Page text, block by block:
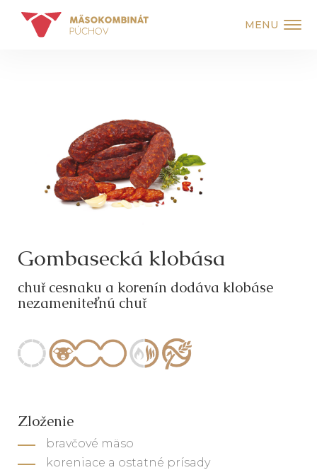
MENU
Gombasecká klobása
chuť cesnaku a korenín dodáva klobáse
nezameniteľnú chuť
Zloženie
bravčové mäso
koreniace a ostatné prísady